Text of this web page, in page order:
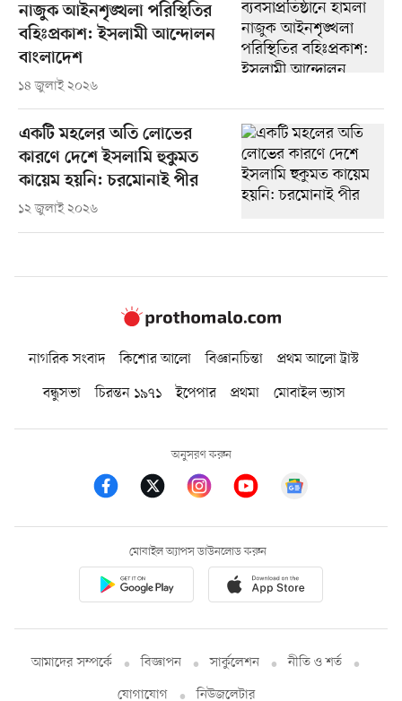
নাজুক আইনশৃঙ্খলা পরিস্থিতির
বহিঃপ্রকাশ: ইসলামী আন্দোলন
বাংলাদেশ
১৪ জুলাই ২০২৬
একটি মহলের অতি লোভের
কারণে দেশে ইসলামি হুকুমত
কায়েম হয়নি: চরমোনাই পীর
১২ জুলাই ২০২৬
নাগরিক সংবাদ কিশোর আলো বিজ্ঞানচিন্তা
প্রথম আলো ট্রাস্ট
বন্ধুসভা
চিরন্তন ১৯৭১ ইপেপার প্রথমা মোবাইল ভ্যাস
অনুসরণ করুন
মোবাইল অ্যাপস ডাউনলোড করুন
আমাদের সম্পর্কে বিজ্ঞাপন সার্কুলেশন
নীতি ও শর্ত
যোগাযোগ
নিউজলেটার